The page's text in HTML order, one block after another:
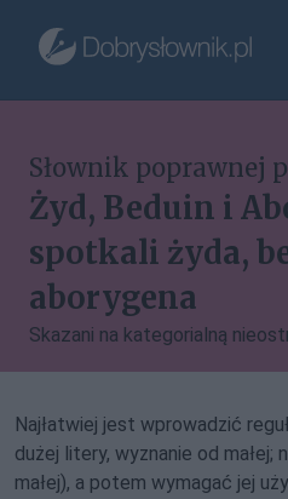
Słownik poprawnej
Żyd, Beduin i
spotkali żyda,
aborygena
Skazani na kategorialną
Najłatwiej jest wprowadzić
dużej litery, wyznanie od małej;
małej), a potem wymagać jej